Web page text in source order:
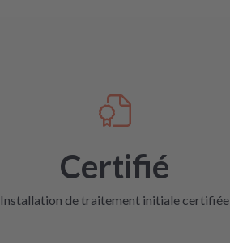
Certifié
Installation de traitement initiale certifiée